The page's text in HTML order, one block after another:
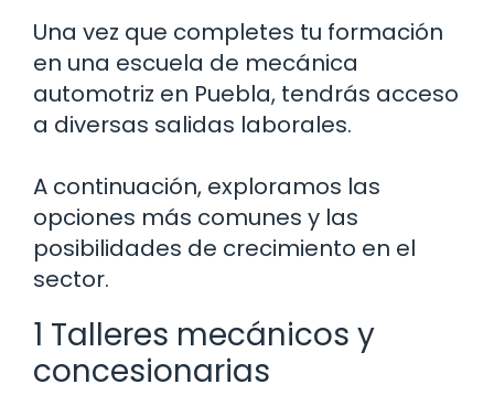
Una vez que completes tu formación
en una escuela de mecánica
automotriz en Puebla, tendrás acceso
a diversas salidas laborales.
A continuación, exploramos las
opciones más comunes y las
posibilidades de crecimiento en el
sector.
1 Talleres mecánicos y
concesionarias